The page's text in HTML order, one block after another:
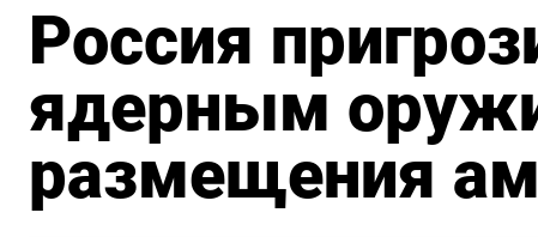
Россия
ядерным
размещения